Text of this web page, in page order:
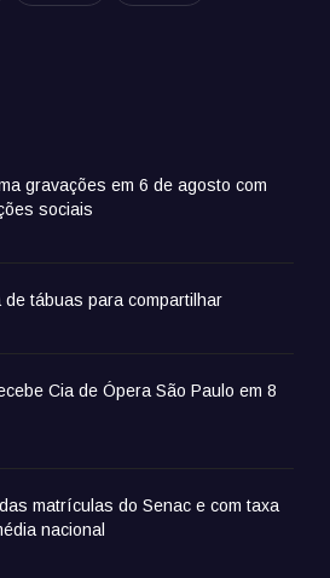
gravações em 6 de agosto com
sociais
tábuas para compartilhar
Cia de Ópera São Paulo em 8
matrículas do Senac e com taxa
nacional